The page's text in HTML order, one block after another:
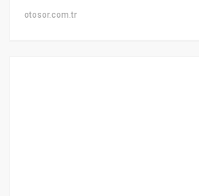
otosor.com.tr